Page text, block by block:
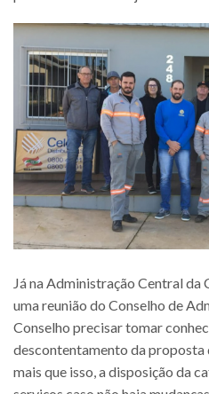
Já na Administração Central da
uma reunião do Conselho de
Conselho precisar tomar
descontentamento da proposta
mais que isso, a disposição da